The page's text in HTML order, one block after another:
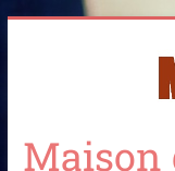
Maison